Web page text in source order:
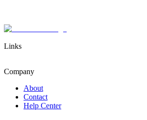
Links
Company
About
Contact
Help Center